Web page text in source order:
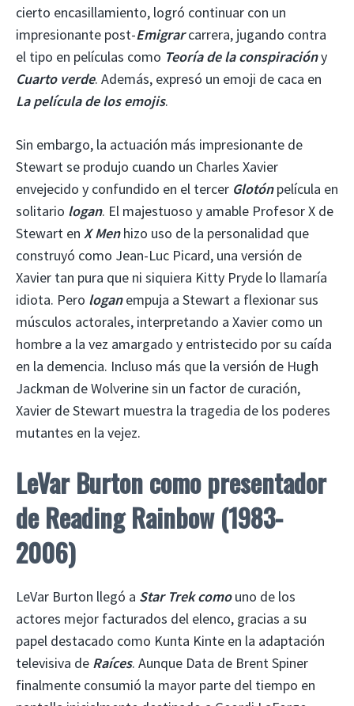
cierto encasillamiento, logró continuar con un
impresionante post-Emigrarcarrera, jugando contra
el tipo en películas como Teoría de la conspiracióny
Cuarto verde. Además, expresó un emoji de caca en
La película de los emojis.
Sin embargo, la actuación más impresionante de
Stewart se produjo cuando un Charles Xavier
envejecido y confundido en el tercer Glotónpelícula en
solitario logan. El majestuoso y amable Profesor X de
Stewart en X Menhizo uso de la personalidad que
construyó como Jean-Luc Picard, una versión de
Xavier tan pura que ni siquiera Kitty Pryde lo llamaría
idiota. Pero loganempuja a Stewart a flexionar sus
músculos actorales, interpretando a Xavier como un
hombre a la vez amargado y entristecido por su caída
en la demencia. Incluso más que la versión de Hugh
Jackman de Wolverine sin un factor de curación,
Xavier de Stewart muestra la tragedia de los poderes
mutantes en la vejez.
LeVar Burton como presentador
de Reading Rainbow (1983-
2006)
LeVar Burton llegó a Star Trek comouno de los
actores mejor facturados del elenco, gracias a su
papel destacado como Kunta Kinte en la adaptación
televisiva de Raíces. Aunque Data de Brent Spiner
finalmente consumió la mayor parte del tiempo en